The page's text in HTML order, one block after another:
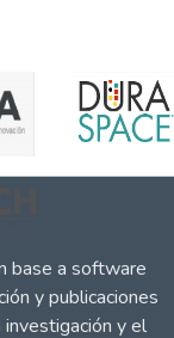
base a software
y publicaciones
y el